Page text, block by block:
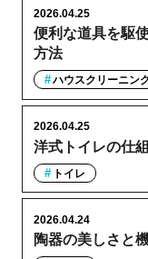
便利な道具を駆
方法
2026.04.25
ハウスクリーニン
洋式トイレの仕
2026.04.25
トイレ
陶器の美しさと
2026.04.24